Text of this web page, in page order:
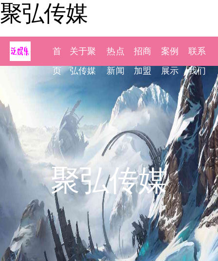
聚弘传媒
首
页
关于聚
弘传媒
热点
新闻
招商
加盟
案例
展示
联系
我们
聚弘传媒